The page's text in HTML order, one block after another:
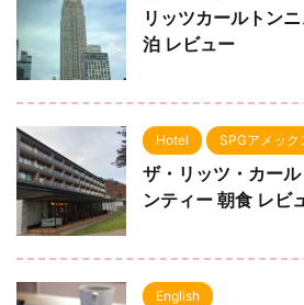
リッツカールトン
泊 レビュー
Hotel SPGアメック
ザ・リッツ・カー
ンティー 朝食 レビ
English